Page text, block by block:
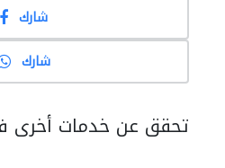
شارك
شارك
تحقق عن خدمات أخرى